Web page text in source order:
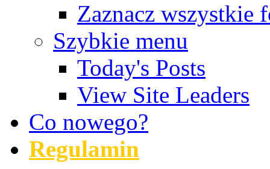
Zaznacz wszystkie
Szybkie menu
Today's Posts
View Site Leaders
Co nowego?
Regulamin